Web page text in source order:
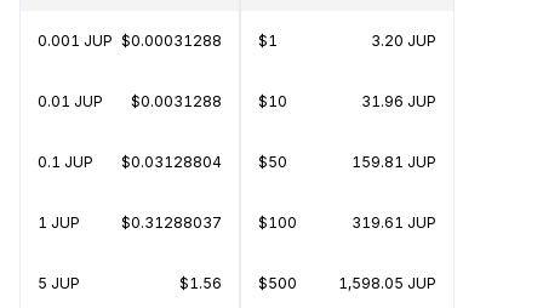
0.001 JUP $0.00031288
0.01 JUP $0.0031288
0.1 JUP $0.03128804
1 JUP $0.31288037
5 JUP $1.56
$1 3.20 JUP
$10 31.96 JUP
$50 159.81 JUP
$100 319.61 JUP
$500 1,598.05 JUP